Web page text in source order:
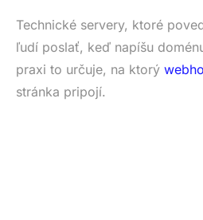
Technické servery, ktoré
ľudí poslať, keď napíšu
praxi to určuje, na ktorý
stránka pripojí.